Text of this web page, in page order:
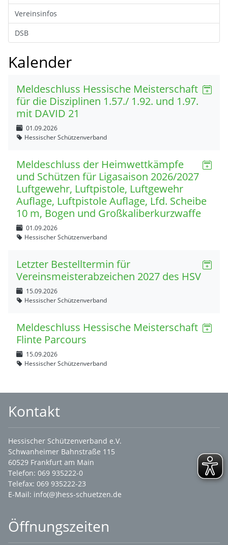
Vereinsinfos
DSB
Kalender
Meldeschluss Hessische Meisterschaft
für die Disziplinen 1.57./ 1.92. und 1.97.
mit DAVID 21
01.09.2026
Hessischer Schützenverband
Meldeschluss der Heimwettkämpfe
und Schützen für Ligasaison 2026/2027
Luftgewehr, Luftpistole, Luftgewehr
Auflage, Luftpistole Auflage, Lfd. Scheibe
10 m, Bogen und Großkaliberkurzwaffe
01.09.2026
Hessischer Schützenverband
Letzter Bestelltermin für
Vereinsmeisterabzeichen 2027 des HSV
15.09.2026
Hessischer Schützenverband
Meldeschluss Hessische Meisterschaft
Flinte Parcours
15.09.2026
Hessischer Schützenverband
Kontakt
Hessischer Schützenverband e.V.
Schwanheimer Bahnstraße 115
60529 Frankfurt am Main
Telefon: 069 935222-0
Telefax: 069 935222-23
E-Mail: info(@)hess-schuetzen.de
Öffnungszeiten